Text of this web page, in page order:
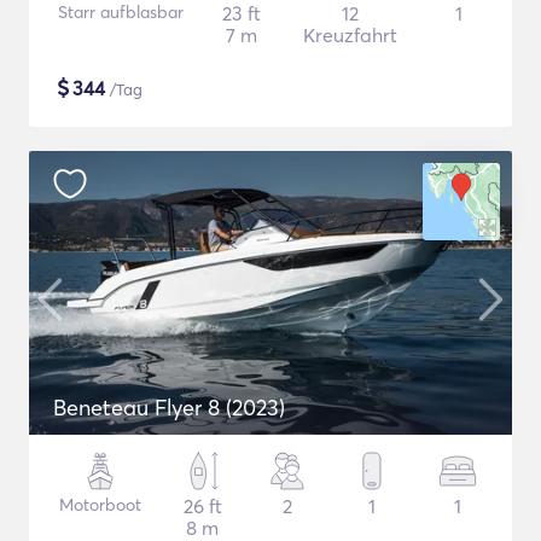
Starr aufblasbar
23 ft
7 m
12
Kreuzfahrt
1
$344/Tag
Beneteau Flyer 8 (2023)
Motorboot
26 ft
8 m
2 1 1